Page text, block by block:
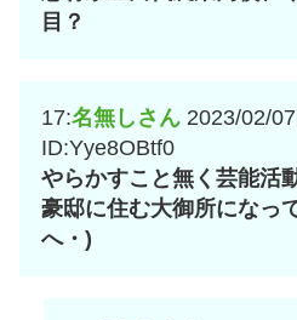
目？
17:名無しさん 2023/02/
ID:Yye8OBtf0
やらかすこと無く芸能活
豪邸に住む大御所になっ
へ・)